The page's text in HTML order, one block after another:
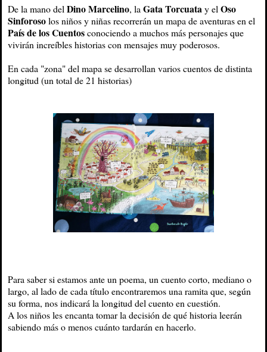
De la mano delDino Marcelino, laGata Torcuatay elOso
Sinforosolos niños y niñas recorrerán un mapa de aventuras en el
País de los Cuentosconociendo a muchos más personajes que
vivirán increíbles historias con mensajes muy poderosos.
En cada "zona" del mapa se desarrollan varios cuentos de distinta
longitud (un total de 21 historias)
Para saber si estamos ante un poema, un cuento corto, mediano o
largo, al lado de cada título encontraremos una ramita que, según
su forma, nos indicará la longitud del cuento en cuestión.
A los niños les encanta tomar la decisión de qué historia leerán
sabiendo más o menos cuánto tardarán en hacerlo.